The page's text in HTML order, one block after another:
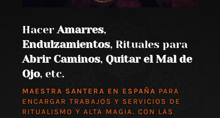
Hacer Amarres,
Endulzamientos, Rituales para
Abrir Caminos, Quitar el Mal de
Ojo, etc.
MAESTRA SANTERA EN ESPAÑA PARA
ENCARGAR TRABAJOS Y SERVICIOS DE
RITUALISMO Y ALTA MAGIA. CON LAS